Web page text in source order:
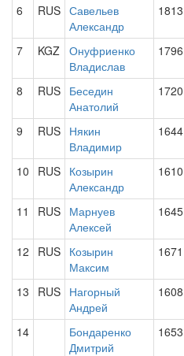
6 RUS Савельев
Александр
1813
7 KGZ Онуфриенко
Владислав
1796
8 RUS Беседин
Анатолий
1720
9 RUS Някин
Владимир
1644
10 RUS Козырин
Александр
1610
11 RUS Марнуев
Алексей
1645
12 RUS Козырин
Максим
1671
13 RUS Нагорный
Андрей
1608
14
Бондаренко
Дмитрий
1653